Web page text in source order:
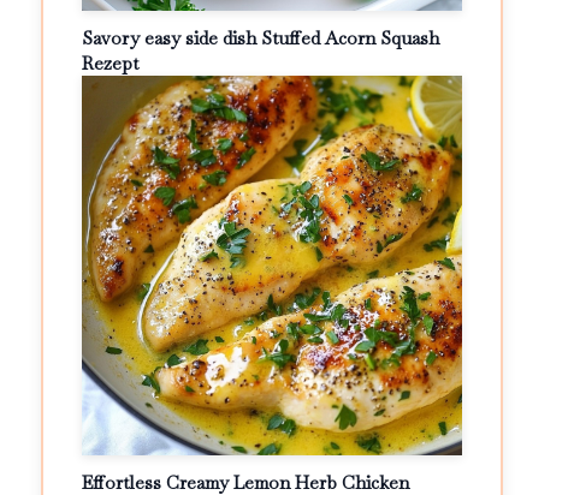
Savory easy side dish Stuffed Acorn Squash
Rezept
Effortless Creamy Lemon Herb Chicken